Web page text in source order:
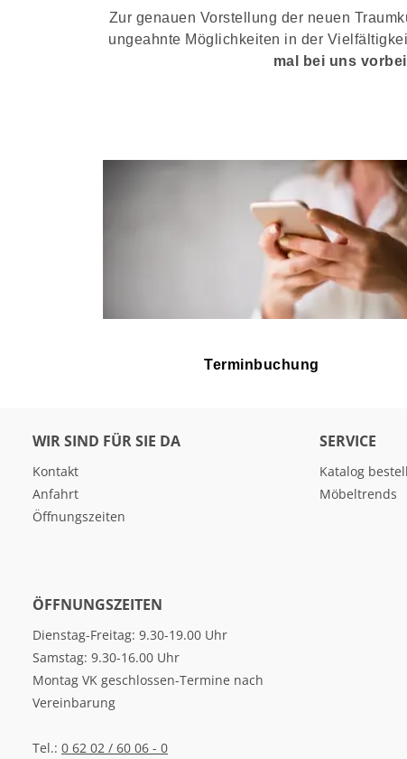
Zur genauen Vorstellung der neuen
ungeahnte Möglichkeiten in der
mal bei uns
Terminbuchung
WIR SIND FÜR SIE DA
Kontakt
Anfahrt
Öffnungszeiten
SERVICE
Katalog
Möbeltrends
ÖFFNUNGSZEITEN
Dienstag-Freitag: 9.30-19.00 Uhr
Samstag: 9.30-16.00 Uhr
Montag VK geschlossen-Termine nach
Vereinbarung
Tel.: 0 62 02 / 60 06 - 0